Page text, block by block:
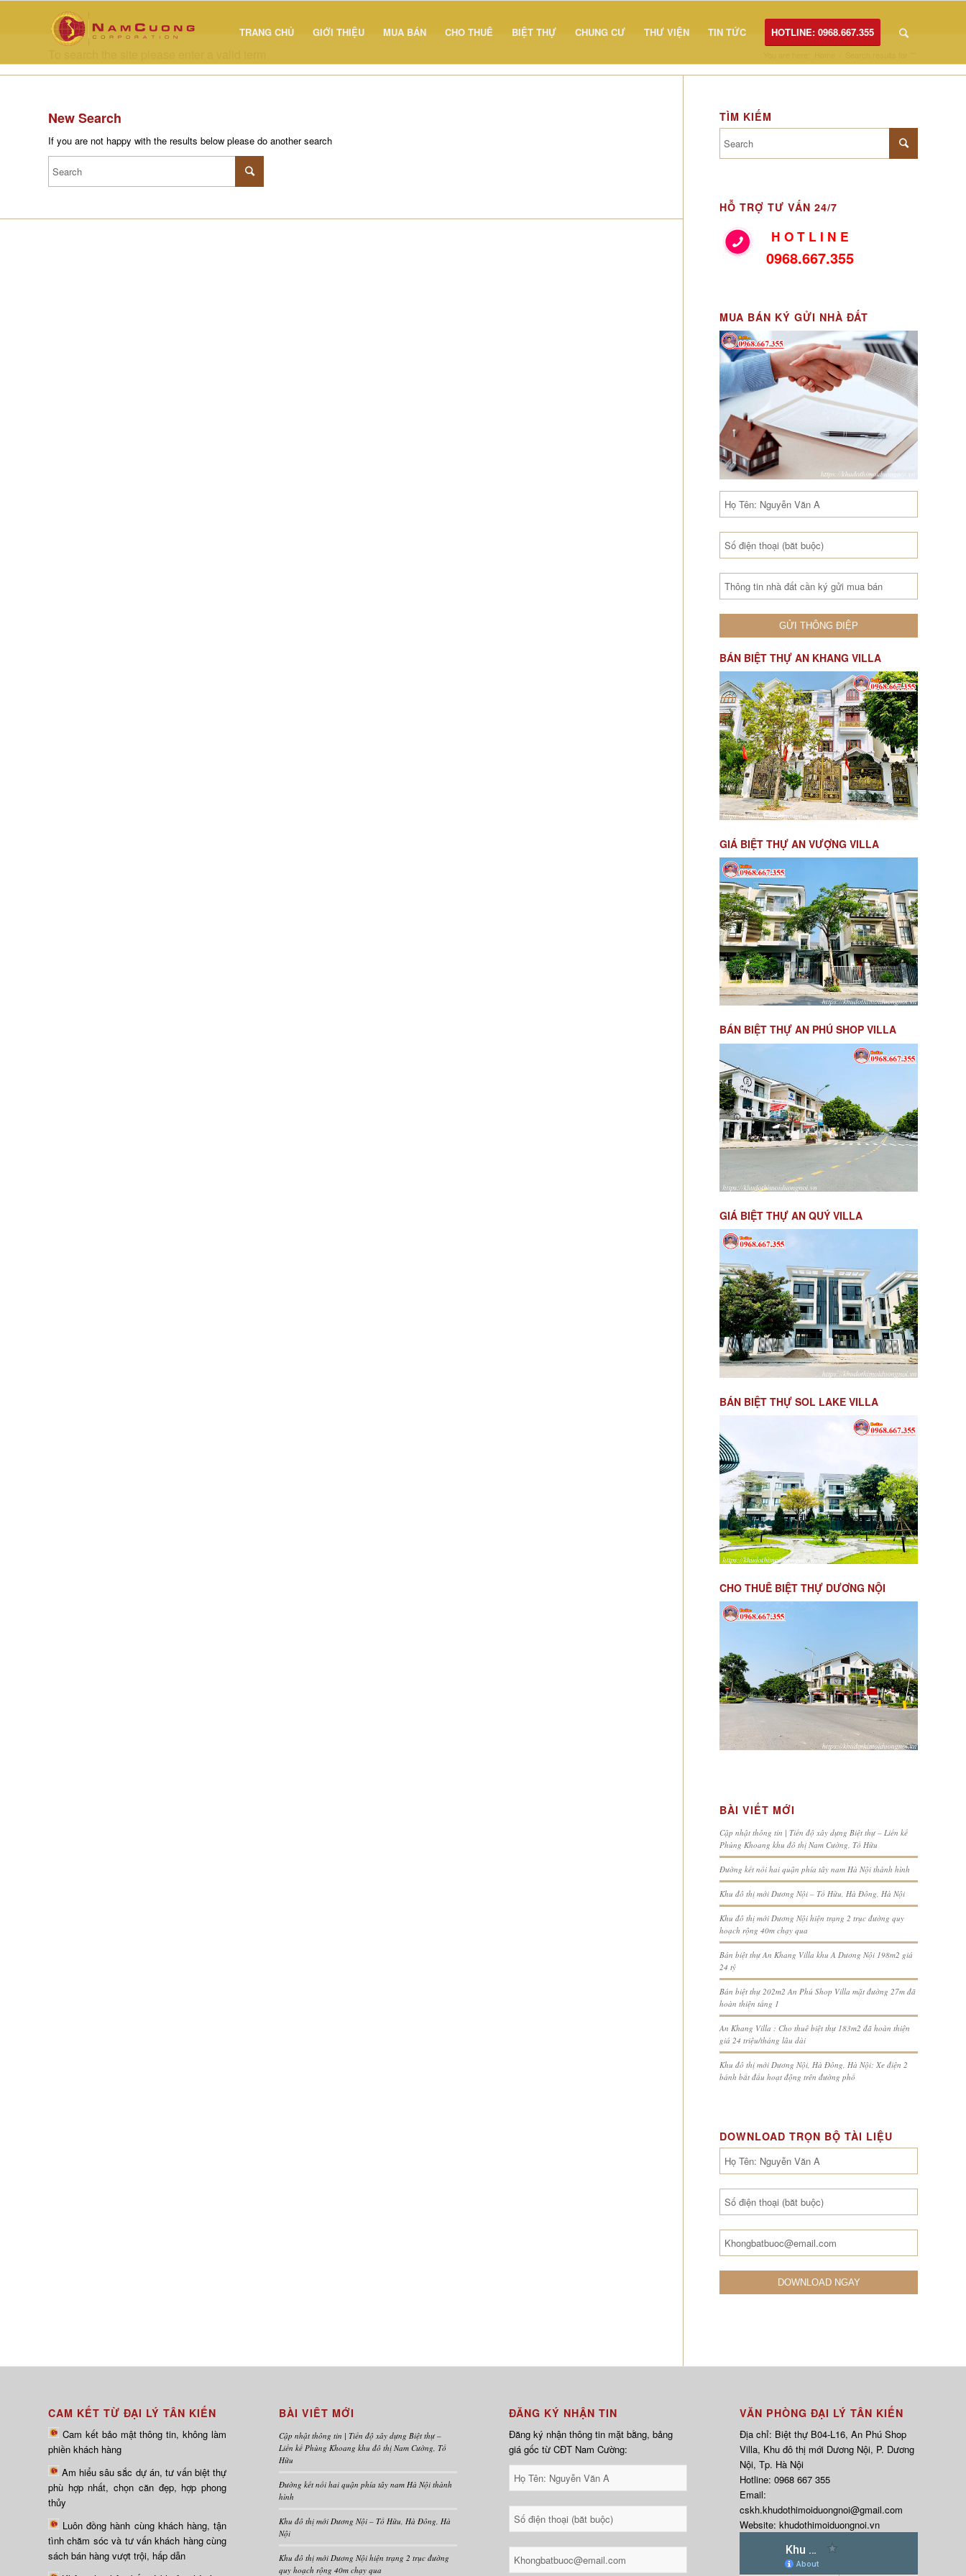
TRANG CHỦ GIỚI THIỆU MUA BÁN CHO THUÊ BIỆT THỰ CHUNG CƯ THƯ VIỆN TIN TỨC HOTLINE: 0968.667.355
New Search
If you are not happy with the results below please do another search
TÌM KIẾM
HỖ TRỢ TƯ VẤN 24/7
H O T L I N E
0968.667.355
MUA BÁN KÝ GỬI NHÀ ĐẤT
BÁN BIỆT THỰ AN KHANG VILLA
GIÁ BIỆT THỰ AN VƯỢNG VILLA
BÁN BIỆT THỰ AN PHÚ SHOP VILLA
GIÁ BIỆT THỰ AN QUÝ VILLA
BÁN BIỆT THỰ SOL LAKE VILLA
CHO THUÊ BIỆT THỰ DƯƠNG NỘI
BÀI VIẾT MỚI
Cập nhật thông tin | Tiến độ xây dựng Biệt thự – Liền kề
Phùng Khoang khu đô thị Nam Cường, Tố Hữu
Đường kết nối hai quận phía tây nam Hà Nội thành hình
Khu đô thị mới Dương Nội – Tố Hữu, Hà Đông, Hà Nội
Khu đô thị mới Dương Nội hiện trạng 2 trục đường quy
hoạch rộng 40m chạy qua
Bán biệt thự An Khang Villa khu A Dương Nội 198m2 giá
24 tỷ
Bán biệt thự 202m2 An Phú Shop Villa mặt đường 27m đã
hoàn thiện tầng 1
An Khang Villa : Cho thuê biệt thự 183m2 đã hoàn thiện
giá 24 triệu/tháng lâu dài
Khu đô thị mới Dương Nội, Hà Đông, Hà Nội: Xe điện 2
bánh bắt đầu hoạt động trên đường phố
DOWNLOAD TRỌN BỘ TÀI LIỆU
CAM KẾT TỪ ĐẠI LÝ TÂN KIẾN
Cam kết bảo mật thông tin, không làm
phiền khách hàng
Am hiểu sâu sắc dự án, tư vấn biệt thự
phù hợp nhất, chọn căn đẹp, hợp phong
thủy
Luôn đồng hành cùng khách hàng, tận
tình chăm sóc và tư vấn khách hàng cùng
sách bán hàng vượt trội, hấp dẫn
BÀI VIÊT MỚI
Cập nhật thông tin | Tiến độ xây dựng Biệt thự –
Liền kề Phùng Khoang khu đô thị Nam Cường, Tố
Hữu
Đường kết nối hai quận phía tây nam Hà Nội thành
hình
Khu đô thị mới Dương Nội – Tố Hữu, Hà Đông, Hà
Nội
Khu đô thị mới Dương Nội hiện trạng 2 trục đường
quy hoạch rộng 40m chạy qua
ĐĂNG KÝ NHẬN TIN
Đăng ký nhận thông tin mặt bằng, bảng
giá gốc từ CĐT Nam Cường:
VĂN PHÒNG ĐẠI LÝ TÂN KIẾN
Địa chỉ: Biệt thự B04-L16, An Phú Shop
Villa, Khu đô thị mới Dương Nội, P. Dương
Nội, Tp. Hà Nội
Hotline: 0968 667 355
Email:
cskh.khudothimoiduongnoi@gmail.com
Website: khudothimoiduongnoi.vn